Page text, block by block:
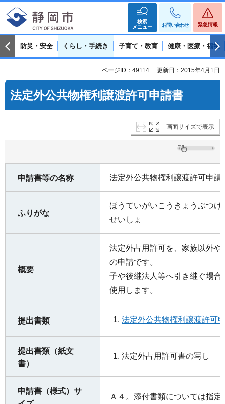
検索
メニュー
お問い合わせ 緊急情報
防災・安全 くらし・手続き 子育て・教育 健康・医療・福祉
ページID：49114 更新日：2015年4月1日
法定外公共物権利譲渡許可申請書
画面サイズで表示
申請書等の名称 法定外公共物権利譲渡許可申請
ふりがな
ほうていがいこうきょうぶつ
せいしょ
概要
法定外占用許可を、家族以外
の申請です。
子や後継法人等へ引き継ぐ場
使用します。
提出書類 法定外公共物権利譲渡許可
提出書類（紙文
書）
法定外占用許可書の写し
申請書（様式）サ
Ａ４。添付書類については指定